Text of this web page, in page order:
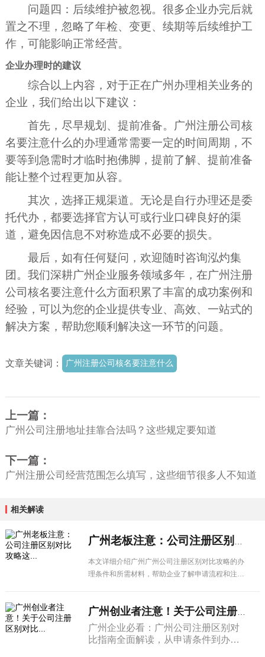
问题四：后续维护被忽视。很多企业办完后就
置之不理，忽略了年检、变更、续期等后续维护工
作，可能影响正常经营。
企业办理时的建议
综合以上内容，对于正在广州办理相关业务的
企业，我们给出以下建议：
首先，尽早规划、提前准备。广州注册公司核
名要注意什么的办理通常需要一定的时间周期，不
要等到急需时才临时抱佛脚，提前了解、提前准备
能让整个过程更加从容。
其次，选择正规渠道。无论是自行办理还是委
托代办，都要选择官方认可或行业口碑良好的渠
道，避免因信息不对称造成不必要的损失。
最后，如有任何疑问，欢迎随时咨询泓灼集
团。我们深耕广州企业服务领域多年，在广州注册
公司核名要注意什么方面积累了丰富的成功案例和
经验，可以为您的企业提供专业、高效、一站式的
解决方案，帮助您顺利解决这一环节的问题。
文章关键词： 广州注册公司核名要注意什么
上一篇：
广州公司注册地址挂靠合法吗？这些规定要知道
下一篇：
广州注册公司经营范围怎么填写，这些细节很多人不知道
相关解读
本文详细介绍广州广州公司注册区别对比攻略的办
理条件和所需材料，帮助企业了解申请流程和注意
广州企业必看：广州公司注册区别对
比指南全面解读，从申请条件到办理